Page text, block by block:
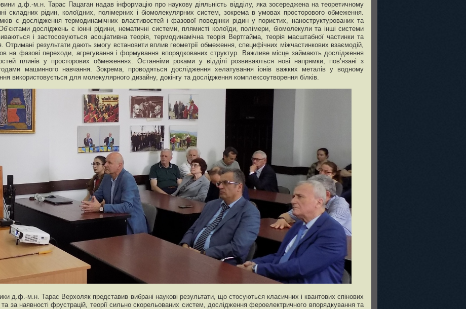
д.ф.-м.н. Тарас Пацаган надав інформацію про наукову діяльність відділу, яка зосереджена на теоретичному
складних рідин, колоїдних, полімерних і біомолекулярних систем, зокрема в умовах просторового обмеження.
є дослідження термодинамічних властивостей і фазової поведінки рідин у пористих, наноструктурованих та
досліджень є іонні рідини, нематичні системи, плямисті колоїди, полімери, біомолекули та інші системи
і застосовуються асоціативна теорія, термодинамічна теорія Вертгайма, теорія масштабної частинки та
результати дають змогу встановити вплив геометрії обмеження, специфічних міжчастинкових взаємодій,
на фазові переходи, агрегування і формування впорядкованих структур. Важливе місце займають дослідження
плинів у просторових обмеженнях. Останніми роками у відділі розвиваються нові напрямки, пов’язані з
машинного навчання. Зокрема, проводяться дослідження хелатування іонів важких металів у водному
використовується для молекулярного дизайну, докінгу та дослідження комплексоутворення білків.
д.ф.-м.н. Тарас Верхоляк представив вибрані наукові результати, що стосуються класичних і квантових спінових
за наявності фрустрацій, теорії сильно скорельованих систем, дослідження фероелектричного впорядкування та